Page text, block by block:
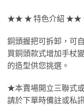
★★ ★ 特色介紹 ★★
銅頭握把可拆卸，可
買銅頭款式增加手杖
的造型供您挑選。
★本賣場開立三聯式
請於下單時備註或私